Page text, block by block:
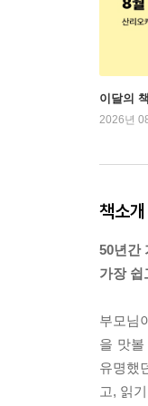
이달의
2026년
책소개
50년간
가장 쉽
부모님
을 맛
유명했
고, 읽